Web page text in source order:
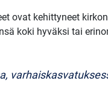
ovat kehittyneet
koki hyväksi tai